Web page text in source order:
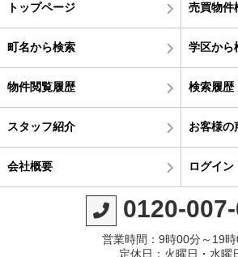
トップページ 売買物件
町名から検索 学区から
物件閲覧履歴 検索履歴
スタッフ紹介 お客様の
会社概要 ログイン
0120-
営業時間：9時00分～19
定休日：火曜日・水曜